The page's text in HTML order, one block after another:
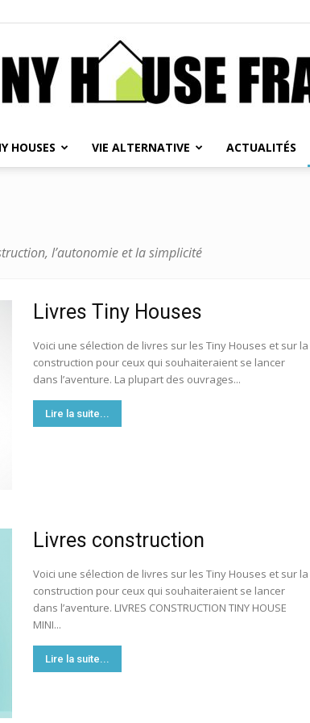
Tiny
France
HOUSES VIE ALTERNATIVE ACTUALITÉS
l’autonomie et la simplicité
Livres Tiny Houses
Voici une sélection de livres sur les Tiny Houses et sur la
construction pour ceux qui souhaiteraient se lancer
dans l’aventure. La plupart des ouvrages...
Lire la suite...
Livres construction
Voici une sélection de livres sur les Tiny Houses et sur la
construction pour ceux qui souhaiteraient se lancer
dans l’aventure. LIVRES CONSTRUCTION TINY HOUSE
MINI...
Lire la suite...